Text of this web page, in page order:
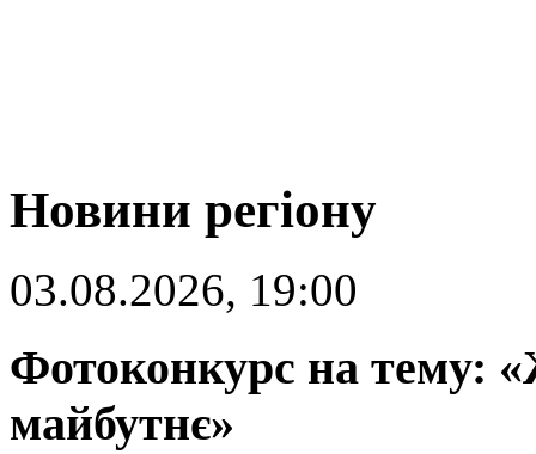
Новини регіону
03.08.2026, 19:00
Фотоконкурс на тему:
майбутнє»